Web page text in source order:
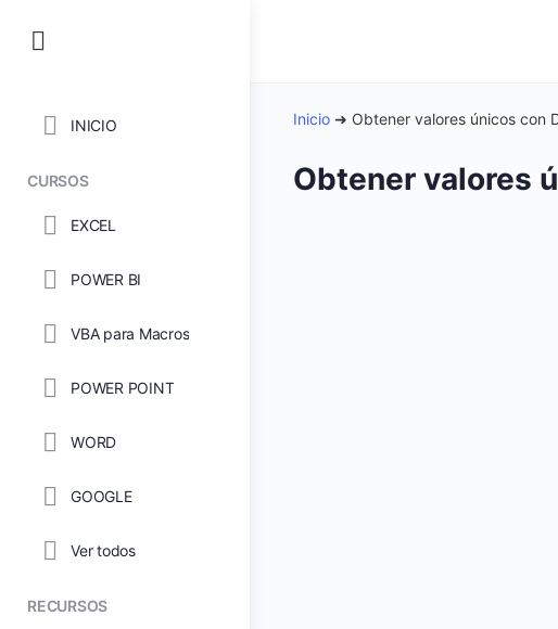
INICIO
CURSOS
EXCEL
POWER BI
VBA para Macros
POWER POINT
WORD
GOOGLE
Ver todos
RECURSOS
Inicio ➜ Obtener valores únicos con
Obtener valores